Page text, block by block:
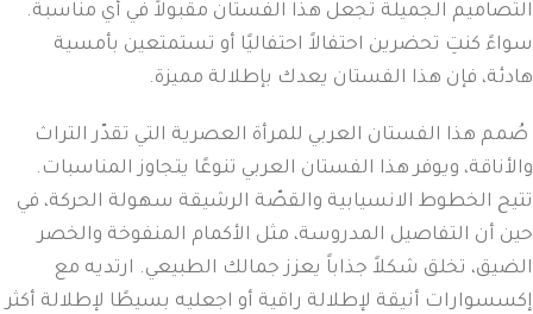
التصاميم الجميلة تجعل هذا الفستان مقبولاً في أي مناسبة.
سواءً كنتِ تحضرين احتفالاً احتفاليًا أو تستمتعين بأمسية
هادئة، فإن هذا الفستان يعدك بإطلالة مميزة.
صُمم هذا الفستان العربي للمرأة العصرية التي تقدّر التراث
والأناقة، ويوفر هذا الفستان العربي تنوعًا يتجاوز المناسبات.
تتيح الخطوط الانسيابية والقصّة الرشيقة سهولة الحركة، في
حين أن التفاصيل المدروسة، مثل الأكمام المنفوخة والخصر
الضيق، تخلق شكلاً جذاباً يعزز جمالك الطبيعي. ارتديه مع
إكسسوارات أنيقة لإطلالة راقية أو اجعليه بسيطًا لإطلالة أكثر